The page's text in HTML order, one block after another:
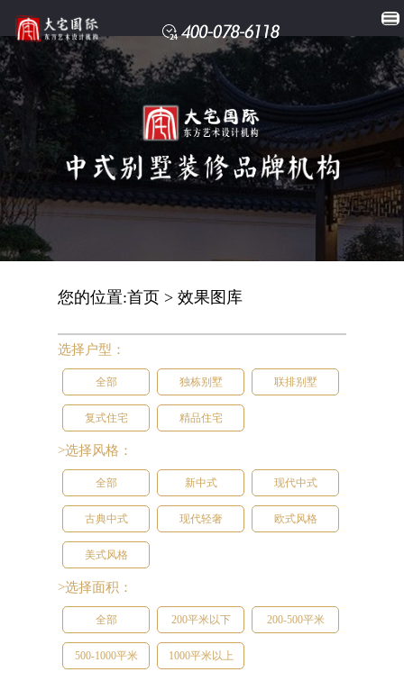
您的位置:首页 > 效果图库
选择户型：
全部 独栋别墅 联排别墅
复式住宅 精品住宅
>选择风格：
全部 新中式 现代中式
古典中式 现代轻奢 欧式风格
美式风格
>选择面积：
全部 200平米以下 200-500平米
500-1000平米 1000平米以上